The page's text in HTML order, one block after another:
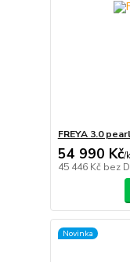
FREYA 3.0
54 990 Kč/
45 446 Kč bez
Novinka